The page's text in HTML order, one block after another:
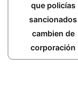
Post:que policías
sancionados
cambien de
corporación